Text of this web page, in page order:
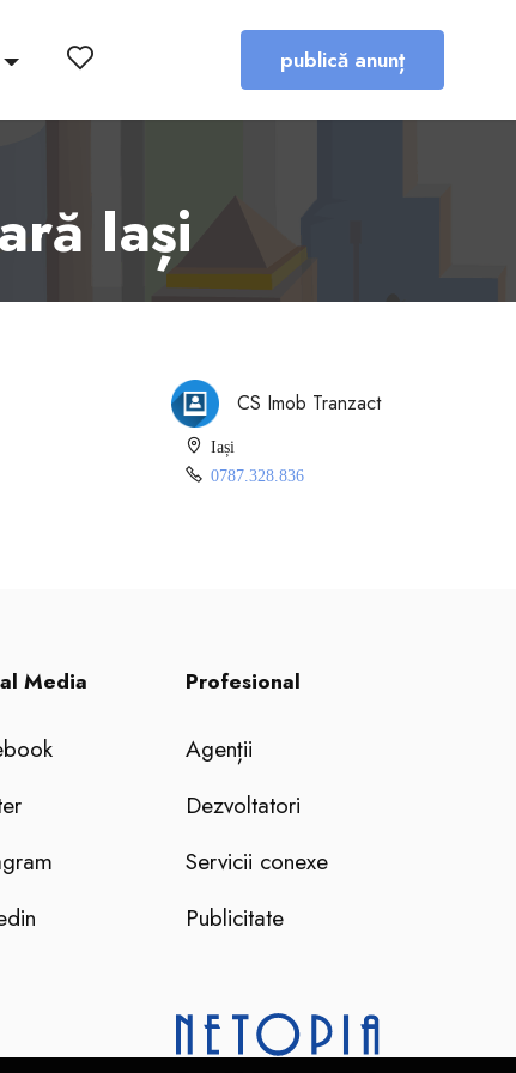
publică anunț
Iași
CS Imob Tranzact
Iași
0787.328.836
Media Profesional
Agenții
Dezvoltatori
Servicii conexe
Publicitate